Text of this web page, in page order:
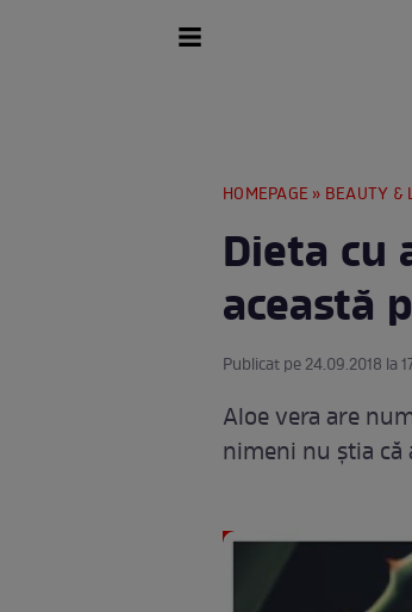
HOMEPAGE » BEAUTY &
Dieta cu
această
Publicat pe 24.09.2018 la
Aloe vera are
nimeni nu ştia că